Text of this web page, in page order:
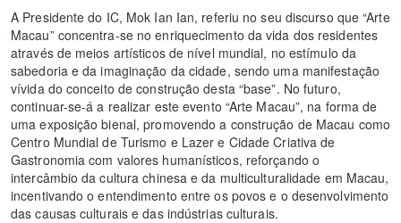
A Presidente do IC, Mok Ian Ian, referiu no seu discurso que “Arte
Macau” concentra-se no enriquecimento da vida dos residentes
através de meios artísticos de nível mundial, no estímulo da
sabedoria e da imaginação da cidade, sendo uma manifestação
vívida do conceito de construção desta “base”. No futuro,
continuar-se-á a realizar este evento “Arte Macau”, na forma de
uma exposição bienal, promovendo a construção de Macau como
Centro Mundial de Turismo e Lazer e Cidade Criativa de
Gastronomia com valores humanísticos, reforçando o
intercâmbio da cultura chinesa e da multiculturalidade em Macau,
incentivando o entendimento entre os povos e o desenvolvimento
das causas culturais e das indústrias culturais.